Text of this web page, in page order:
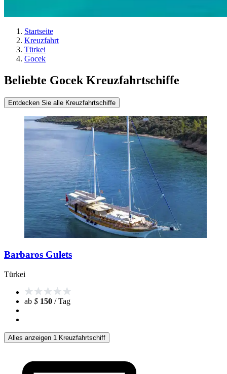
Startseite
Kreuzfahrt
Türkei
Gocek
Beliebte Gocek Kreuzfahrtschiffe
Entdecken Sie alle Kreuzfahrtschiffe
Barbaros Gulets
Türkei
ab $ 150 / Tag
Alles anzeigen 1 Kreuzfahrtschiff